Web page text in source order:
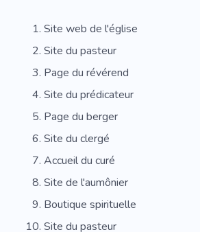
Site web de l'église
Site du pasteur
Page du révérend
Site du prédicateur
Page du berger
Site du clergé
Accueil du curé
Site de l'aumônier
Boutique spirituelle
Site du pasteur